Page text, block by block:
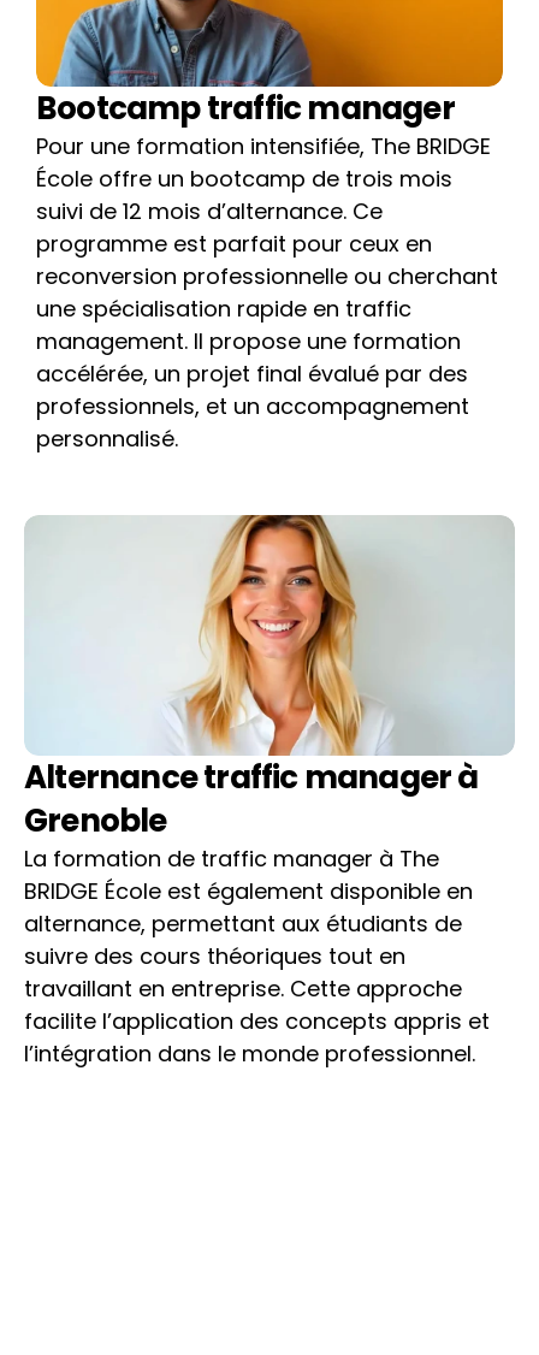
Bootcamp traffic manager
Pour une formation intensifiée, The BRIDGE
École offre un bootcamp de trois mois
suivi de 12 mois d’alternance. Ce
programme est parfait pour ceux en
reconversion professionnelle ou cherchant
une spécialisation rapide en traffic
management. Il propose une formation
accélérée, un projet final évalué par des
professionnels, et un accompagnement
personnalisé.
Alternance traffic manager à
Grenoble
La formation de traffic manager à The
BRIDGE École est également disponible en
alternance, permettant aux étudiants de
suivre des cours théoriques tout en
travaillant en entreprise. Cette approche
facilite l’application des concepts appris et
l’intégration dans le monde professionnel.